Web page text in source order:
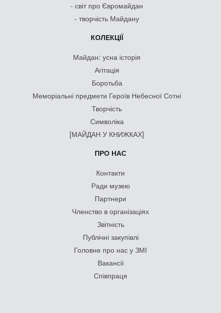
- світ про Євромайдан
- творчість Майдану
КОЛЕКЦІЇ
Майдан: усна історія
Агітація
Боротьба
Меморіальні предмети Героїв Небесної Сотні
Творчість
Символіка
[МАЙДАН У КНИЖКАХ]
ПРО НАС
Контакти
Ради музею
Партнери
Членство в організаціях
Звітність
Публічні закупівлі
Головне про нас у ЗМІ
Вакансії
Співпраця